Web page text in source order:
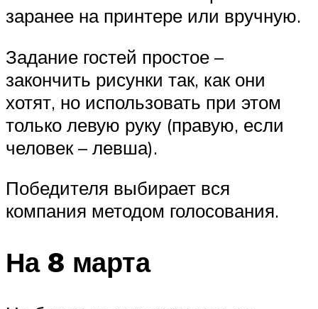
заранее на принтере или вручную.
Задание гостей простое –
закончить рисунки так, как они
хотят, но использовать при этом
только левую руку (правую, если
человек – левша).
Победителя выбирает вся
компания методом голосования.
На 8 марта